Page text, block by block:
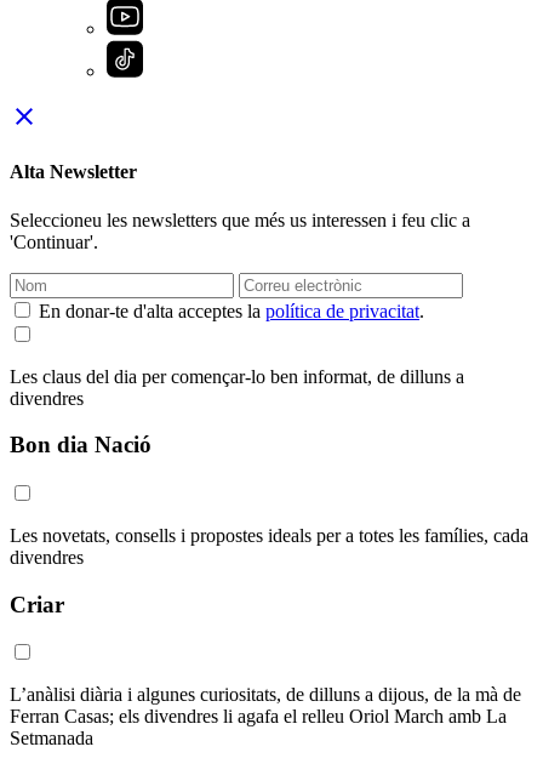
close
Alta Newsletter
Seleccioneu les newsletters que més us interessen i feu clic a
'Continuar'.
En donar-te d'alta acceptes la política de privacitat.
Les claus del dia per començar-lo ben informat, de dilluns a
divendres
Bon dia Nació
Les novetats, consells i propostes ideals per a totes les famílies, cada
divendres
Criar
L’anàlisi diària i algunes curiositats, de dilluns a dijous, de la mà de
Ferran Casas; els divendres li agafa el relleu Oriol March amb La
Setmanada